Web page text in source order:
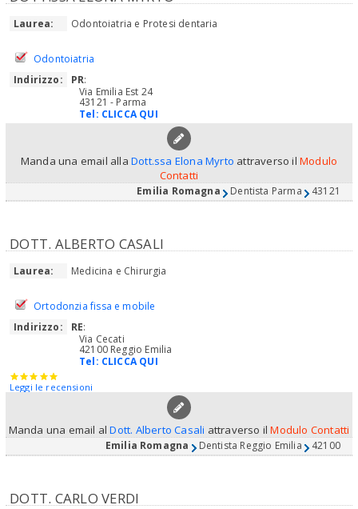
Laurea: Odontoiatria e Protesi dentaria
Odontoiatria
Indirizzo:
PR:
Via Emilia Est 24
43121 - Parma
Tel: CLICCA QUI
Manda una email alla Dott.ssa Elona Myrto attraverso il Modulo
Contatti
Emilia Romagna Dentista Parma 43121
DOTT. ALBERTO CASALI
Laurea: Medicina e Chirurgia
Ortodonzia fissa e mobile
Indirizzo:
RE:
Via Cecati
42100 Reggio Emilia
Tel: CLICCA QUI
Leggi le recensioni
Manda una email alDott. Alberto Casali attraverso ilModulo Contatti
Emilia Romagna Dentista Reggio Emilia 42100
DOTT. CARLO VERDI